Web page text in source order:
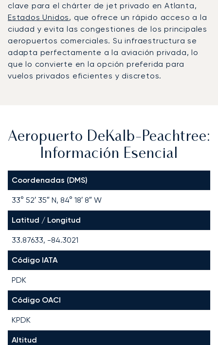
clave para el chárter de jet privado en Atlanta,
Estados Unidos, que ofrece un rápido acceso a la
ciudad y evita las congestiones de los principales
aeropuertos comerciales. Su infraestructura se
adapta perfectamente a la aviación privada, lo
que lo convierte en la opción preferida para
vuelos privados eficientes y discretos.
Aeropuerto DeKalb-Peachtree:
Información Esencial
Coordenadas (DMS)
33° 52′ 35″ N, 84° 18′ 8″ W
Latitud / Longitud
33.87633, -84.3021
Código IATA
PDK
Código OACI
KPDK
Altitud